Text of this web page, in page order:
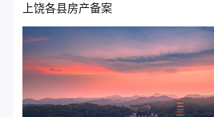
上饶各县房产备案